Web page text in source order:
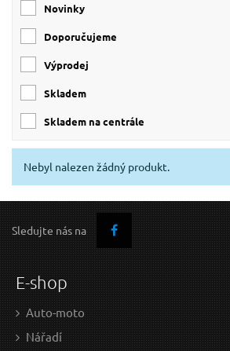
Novinky
Doporučujeme
Výprodej
skladem
skladem na centrále
Nebyl nalezen žádný produkt.
Sledujte nás na
E-shop
Auto-moto
Nářadí